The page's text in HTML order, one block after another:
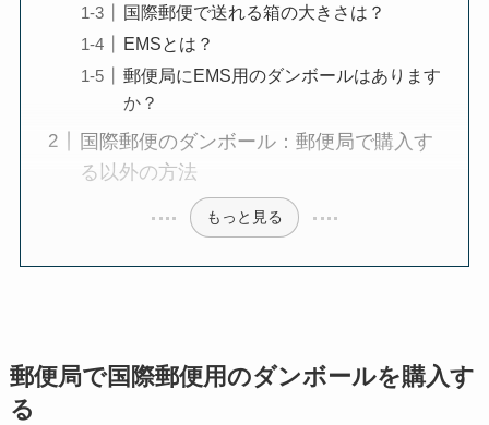
国際郵便で送れる箱の大きさは？
EMSとは？
郵便局にEMS用のダンボールはあります
か？
国際郵便のダンボール：郵便局で購入す
る以外の方法
もっと見る
郵便局で国際郵便用のダンボールを購入す
る